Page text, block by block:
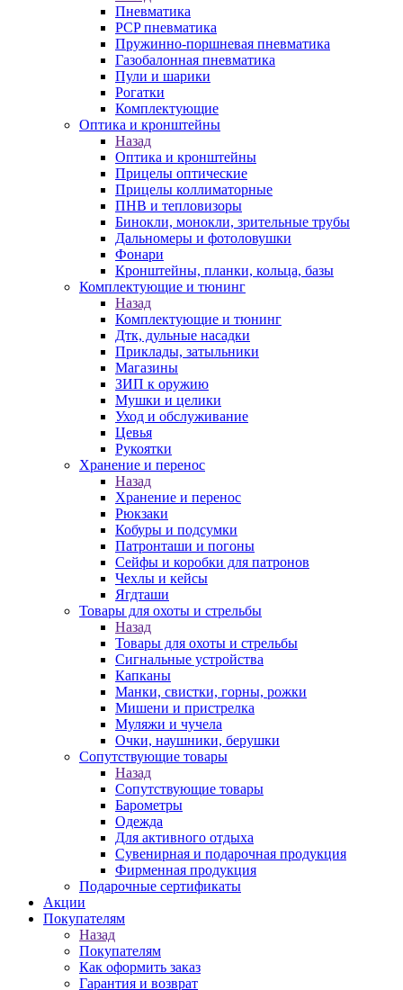
Пневматика
PCP пневматика
Пружинно-поршневая пневматика
Газобалонная пневматика
Пули и шарики
Рогатки
Комплектующие
Оптика и кронштейны
Назад
Оптика и кронштейны
Прицелы оптические
Прицелы коллиматорные
ПНВ и тепловизоры
Бинокли, монокли, зрительные трубы
Дальномеры и фотоловушки
Фонари
Кронштейны, планки, кольца, базы
Комплектующие и тюнинг
Назад
Комплектующие и тюнинг
Дтк, дульные насадки
Приклады, затыльники
Магазины
ЗИП к оружию
Мушки и целики
Уход и обслуживание
Цевья
Рукоятки
Хранение и перенос
Назад
Хранение и перенос
Рюкзаки
Кобуры и подсумки
Патронташи и погоны
Сейфы и коробки для патронов
Чехлы и кейсы
Ягдташи
Товары для охоты и стрельбы
Назад
Товары для охоты и стрельбы
Сигнальные устройства
Капканы
Манки, свистки, горны, рожки
Мишени и пристрелка
Муляжи и чучела
Очки, наушники, берушки
Сопутствующие товары
Назад
Сопутствующие товары
Барометры
Одежда
Для активного отдыха
Сувенирная и подарочная продукция
Фирменная продукция
Подарочные сертификаты
Акции
Покупателям
Назад
Покупателям
Как оформить заказ
Гарантия и возврат